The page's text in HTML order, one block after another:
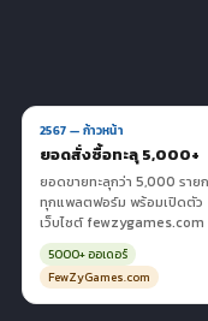
2567 — ก้าวหน้า
ยอดสั่งซื้อทะลุ 5,000+
ยอดขายทะลุกว่า 5,000 ราย
ทุกแพลตฟอร์ม พร้อมเปิดตัว
เว็บไซต์ fewzygames.com
5000+ ออเดอร์
FewZyGames.com